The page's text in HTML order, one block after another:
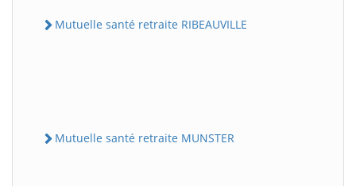
Mutuelle santé retraite RIBEAUVILLE
Mutuelle santé retraite MUNSTER